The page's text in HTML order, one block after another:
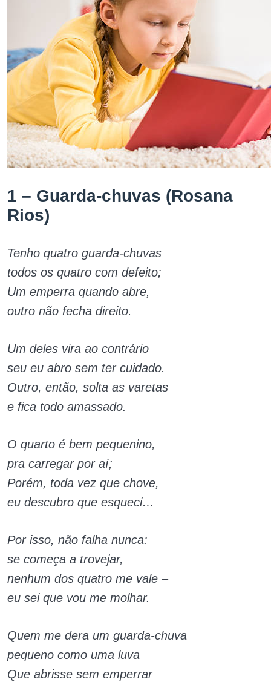
1 – Guarda-chuvas (Rosana
Rios)
Tenho quatro guarda-chuvas
todos os quatro com defeito;
Um emperra quando abre,
outro não fecha direito.
Um deles vira ao contrário
seu eu abro sem ter cuidado.
Outro, então, solta as varetas
e fica todo amassado.
O quarto é bem pequenino,
pra carregar por aí;
Porém, toda vez que chove,
eu descubro que esqueci…
Por isso, não falha nunca:
se começa a trovejar,
nenhum dos quatro me vale –
eu sei que vou me molhar.
Quem me dera um guarda-chuva
pequeno como uma luva
Que abrisse sem emperrar